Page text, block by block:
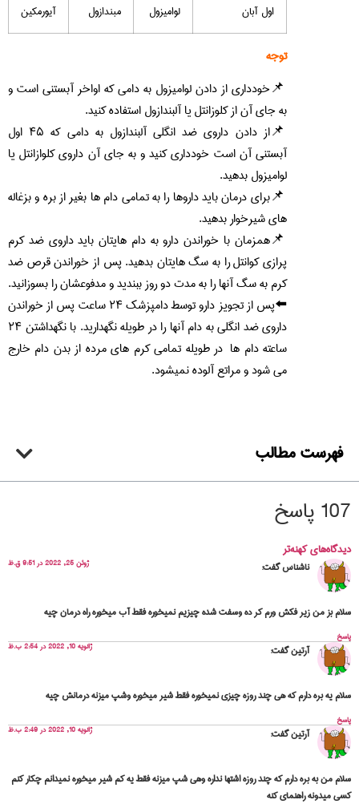
اول آبان لوامیزول مبندازول آیورمکین
توجه
خودداری از دادن لوامیزول به دامی که اواخر آبستنی است و
به جای آن از کلوزانتل یا آلبندازول استفاده کنید.
از دادن داروی ضد انگلی آلبندازول به دامی که ۴۵ اول
آبستنی آن است خودداری کنید و به جای آن داروی کلوازانتل یا
لوامیزول بدهید.
برای درمان باید داروها را به تمامی دام ها بغیر از بره و بزغاله
های شیرخوار بدهید.
همزمان با خوراندن دارو به دام هایتان باید داروی ضد کرم
پرازی کوانتل را به سگ هایتان بدهید. پس از خوراندن قرص ضد
کرم به سگ آنها را به مدت دو روز ببندید و مدفوعشان را بسوزانید.
⬅️پس از تجویز دارو توسط دامپزشک ۲۴ ساعت پس از خوراندن
داروی ضد انگلی به دام آنها را در طویله نگهدارید. با نگهداشتن ۲۴
ساعته دام ها در طویله تمامی کرم های مرده از بدن دام خارج
می شود و مراتع آلوده نمیشود.
فهرست مطالب
107 پاسخ
دیدگاه‌های کهنه‌تر
ناشناسگفت: ژوئن 25, 2022 در 9:51 ق.ظ
سلام بز من زیر فکش ورم کر ده وسفت شده چیزیم نمیخوره فقط آب میخوره راه درمان چیه
پاسخ
آرتینگفت: ژانویه 10, 2022 در 2:54 ب.ظ
سلام یه بره دارم که هی چند روزه چیزی نمیخوره فقط شیر میخوره وشپ میزنه درمانش چیه
پاسخ
آرتینگفت: ژانویه 10, 2022 در 2:49 ب.ظ
سلام من به بره دارم که چند روزه اشتها نداره وهی شپ میزنه فقط یه کم شیر میخوره نمیدانم چکار کنم
کسی میدونه راهنمای کنه